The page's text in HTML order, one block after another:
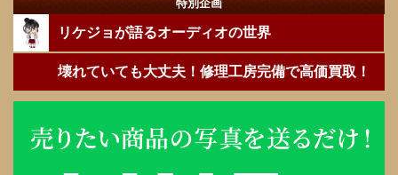
特別企画
リケジョが語るオーディオの世界
壊れていても大丈夫！修理工房完備で高価買取！